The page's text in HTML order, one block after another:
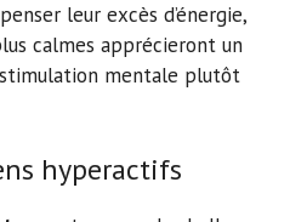
leur excès d’énergie,
calmes apprécieront un
mentale plutôt
hyperactifs